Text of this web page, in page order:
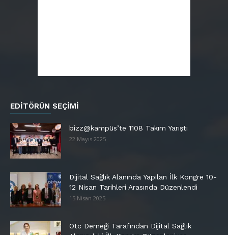
EDITÖRÜN SEÇIMI
bizz@kampüs’te 1108 Takım Yarıştı
22 Mayıs 2025
Dijital Sağlık Alanında Yapılan İlk Kongre 10-
12 Nisan Tarihleri Arasında Düzenlendi
15 Nisan 2025
Otc Derneği Tarafından Dijital Sağlık